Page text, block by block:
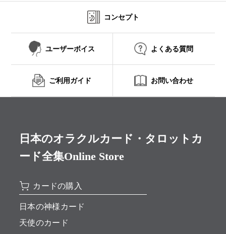
コンセプト
ユーザーボイス よくある質問
ご利用ガイド お問い合わせ
日本のオラクルカード・タロットカ
ード全集Online Store
カードの購入
日本の神様カード
天使のカード